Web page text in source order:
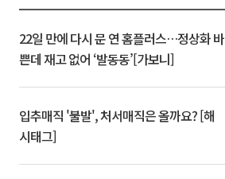
22일 만에 다시 문 연 홈플러스…정상화 바
쁜데 재고 없어 ‘발동동’[가보니]
입추매직 '불발', 처서매직은 올까요? [해
시태그]